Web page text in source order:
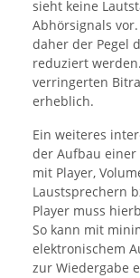
sieht keine
Abhörsignals
daher der Pegel
reduziert
verringerten
erheblich.
Ein weiteres
der Aufbau einer
mit Player,
Laustsprechern
Player muss
So kann mit
elektronischem
zur Wiedergabe